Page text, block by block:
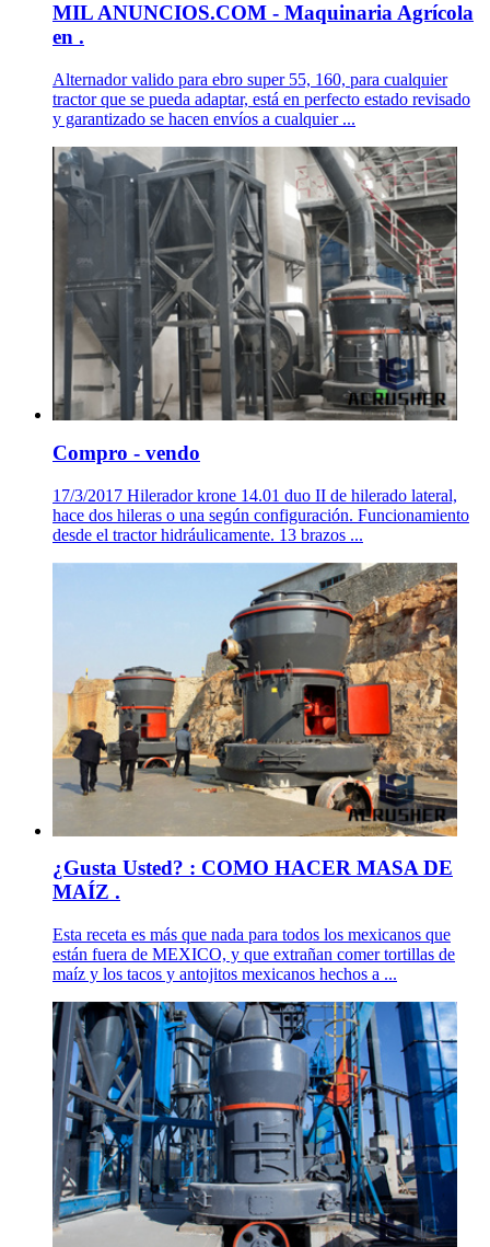
MIL ANUNCIOS.COM - Maquinaria Agrícola
en .
Alternador valido para ebro super 55, 160, para cualquier
tractor que se pueda adaptar, está en perfecto estado revisado
y garantizado se hacen envíos a cualquier ...
Compro - vendo
17/3/2017 Hilerador krone 14.01 duo II de hilerado lateral,
hace dos hileras o una según configuración. Funcionamiento
desde el tractor hidráulicamente. 13 brazos ...
¿Gusta Usted? : COMO HACER MASA DE
MAÍZ .
Esta receta es más que nada para todos los mexicanos que
están fuera de MEXICO, y que extrañan comer tortillas de
maíz y los tacos y antojitos mexicanos hechos a ...